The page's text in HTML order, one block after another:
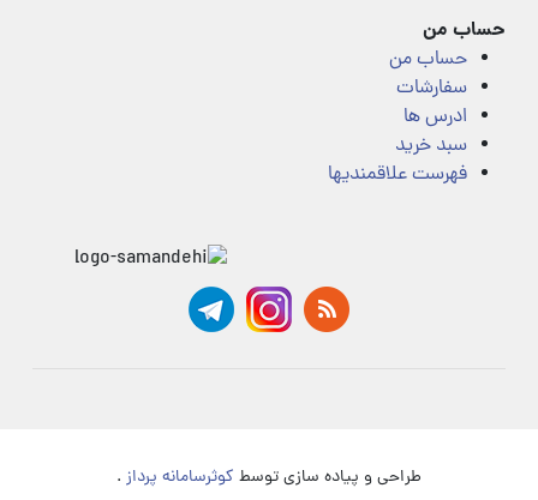
حساب من
حساب من
سفارشات
ادرس ها
سبد خرید
فهرست علاقمندیها
طراحی و پیاده سازی توسط کوثرسامانه پرداز .